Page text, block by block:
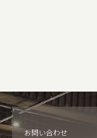
お問い合わせ